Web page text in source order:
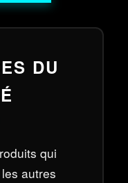
DU
qui
autres